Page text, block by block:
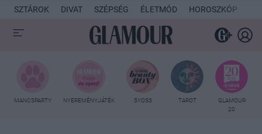
SZTÁROK DIVAT SZÉPSÉG ÉLETMÓD HOROSZKÓP
MANCSPARTY NYEREMÉNYJÁTÉK SYOSS TAROT
GLAMOUR
20